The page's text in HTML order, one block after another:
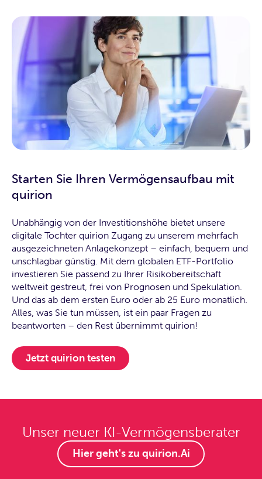
Starten Sie Ihren Vermögensaufbau mit
quirion
Unabhängig von der Investitionshöhe bietet unsere
digitale Tochter quirion Zugang zu unserem mehrfach
ausgezeichneten Anlagekonzept – einfach, bequem und
unschlagbar günstig. Mit dem globalen ETF-Portfolio
investieren Sie passend zu Ihrer Risikobereitschaft
weltweit gestreut, frei von Prognosen und Spekulation.
Und das ab dem ersten Euro oder ab 25 Euro monatlich.
Alles, was Sie tun müssen, ist ein paar Fragen zu
beantworten – den Rest übernimmt quirion!
Jetzt quirion testen
Unser neuer KI-Vermögensberater
Hier geht's zu quirion.Ai